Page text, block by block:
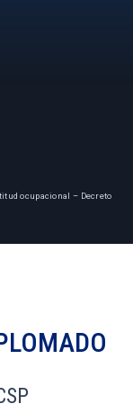
ocupacional – Decreto